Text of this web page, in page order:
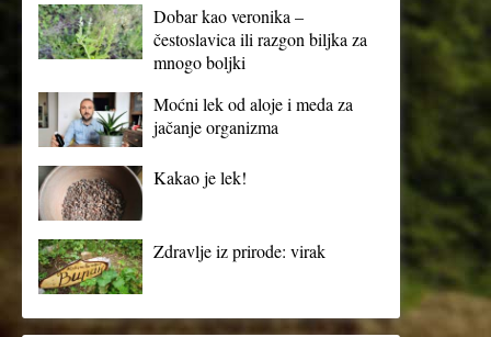
Dobar kao veronika –
čestoslavica ili razgon biljka za
mnogo boljki
Moćni lek od aloje i meda za
jačanje organizma
Kakao je lek!
Zdravlje iz prirode: virak